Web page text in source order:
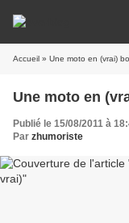
Accueil » Une moto en (vrai)
Une moto en
Publié le 15/08/2011 à
Par zhumoriste